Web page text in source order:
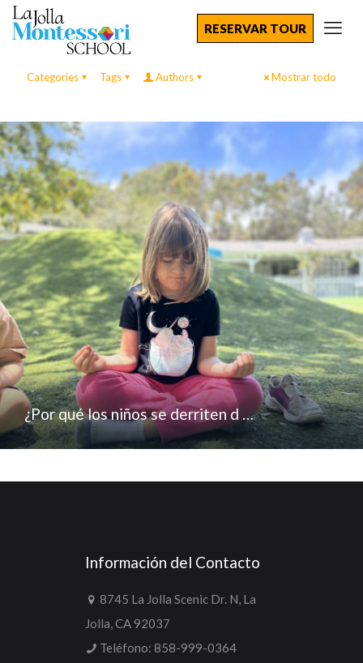
RESERVAR TOUR
Categories Tags Authors Mostrar todo
¿Por qué los niños se derriten d …
Información del Contacto
8745 La Jolla Scenic Dr. N, La
Jolla, CA 92037
Teléfono: 858-999-0364